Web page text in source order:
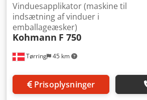
Tørring 45 km
Vinduesapplikator (maskine til
indsætning af vinduer i
emballageæsker)
Kohmann F 750
Prisoplysninger